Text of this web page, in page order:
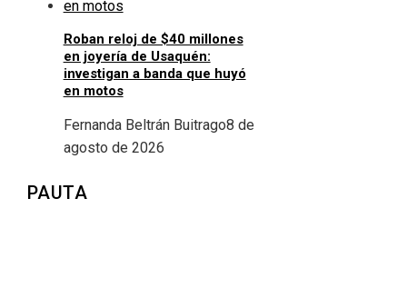
Roban reloj de $40 millones
en joyería de Usaquén:
investigan a banda que huyó
en motos
Fernanda Beltrán Buitrago8 de
agosto de 2026
PAUTA